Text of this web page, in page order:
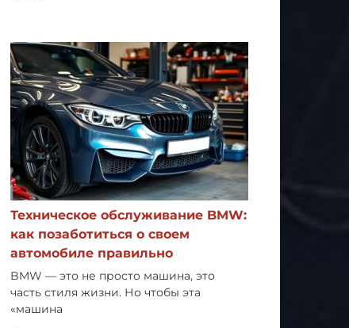
Техническое обслуживание BMW:
как позаботиться о своем
автомобиле правильно
BMW — это не просто машина, это
часть стиля жизни. Но чтобы эта
«машина